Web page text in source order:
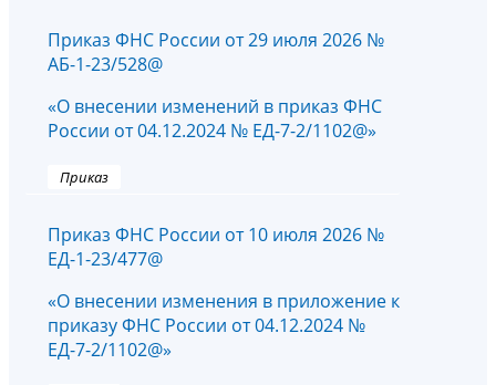
Приказ ФНС России от 29 июля 2026 №
АБ-1-23/528@
«О внесении изменений в приказ ФНС
России от 04.12.2024 № ЕД-7-2/1102@»
Приказ
Приказ ФНС России от 10 июля 2026 №
ЕД-1-23/477@
«О внесении изменения в приложение к
приказу ФНС России от 04.12.2024 №
ЕД-7-2/1102@»